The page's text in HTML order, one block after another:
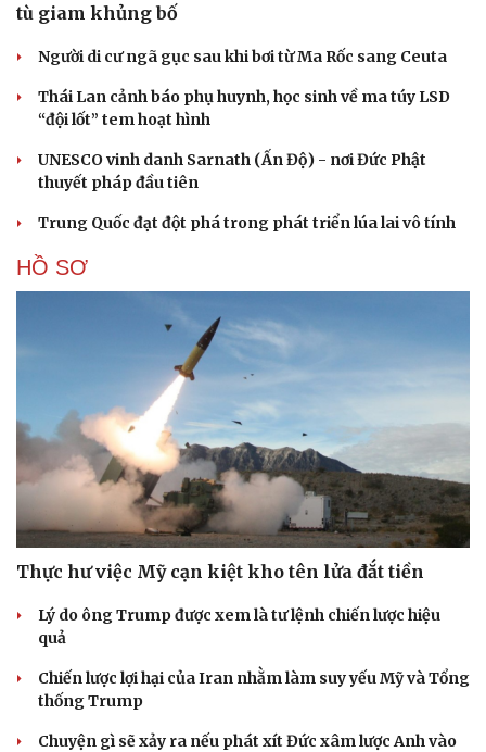
tù giam khủng bố
Người di cư ngã gục sau khi bơi từ Ma Rốc sang Ceuta
Thái Lan cảnh báo phụ huynh, học sinh về ma túy LSD
“đội lốt” tem hoạt hình
UNESCO vinh danh Sarnath (Ấn Độ) - nơi Đức Phật
thuyết pháp đầu tiên
Trung Quốc đạt đột phá trong phát triển lúa lai vô tính
HỒ SƠ
Thực hư việc Mỹ cạn kiệt kho tên lửa đắt tiền
Lý do ông Trump được xem là tư lệnh chiến lược hiệu
quả
Chiến lược lợi hại của Iran nhằm làm suy yếu Mỹ và Tổng
thống Trump
Chuyện gì sẽ xảy ra nếu phát xít Đức xâm lược Anh vào